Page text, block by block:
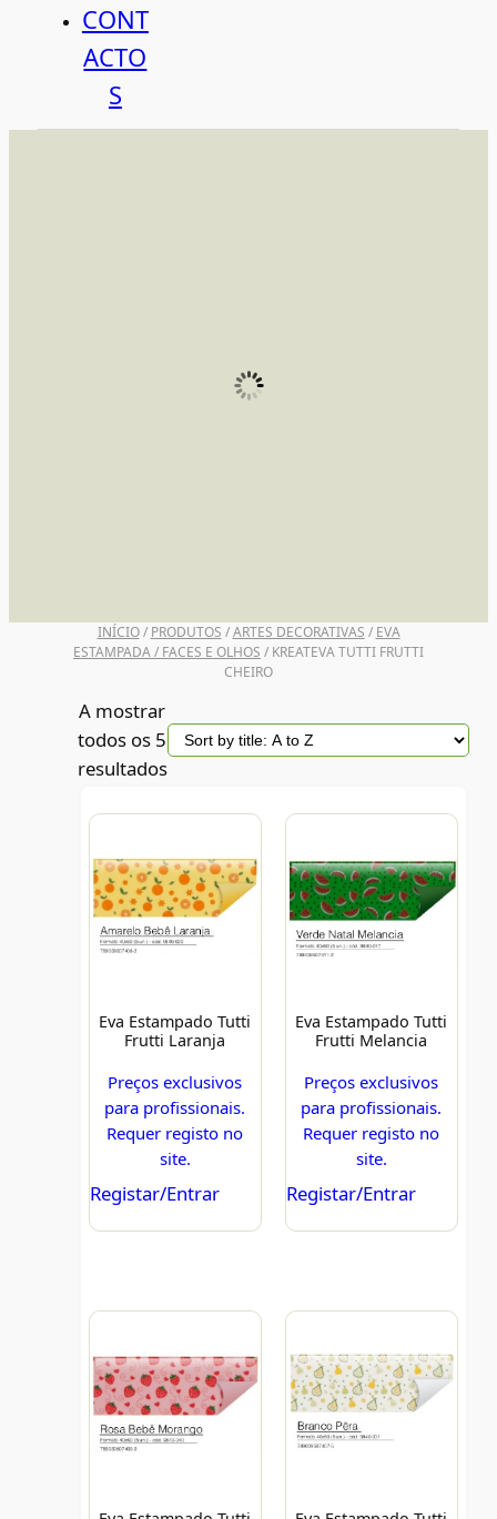
CONT
ACTO
S
INÍCIO/ PRODUTOS /ARTES DECORATIVAS / EVA
ESTAMPADA / FACES E OLHOS / KREATEVA TUTTI FRUTTI
CHEIRO
A mostrar
todos os 5
resultados
Eva Estampado Tutti
Frutti Laranja
Preços exclusivos
para profissionais.
Requer registo no
site.
Registar/Entrar
Eva Estampado Tutti
Frutti Melancia
Preços exclusivos
para profissionais.
Requer registo no
site.
Registar/Entrar